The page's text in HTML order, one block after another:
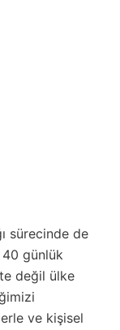
sürecinde de
günlük
değil ülke
ve kişisel